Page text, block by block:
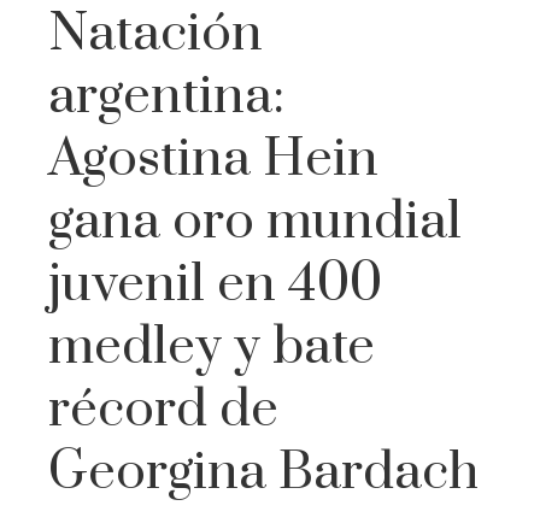
Natación
argentina:
Agostina Hein
gana oro mundial
juvenil en 400
medley y bate
récord de
Georgina Bardach